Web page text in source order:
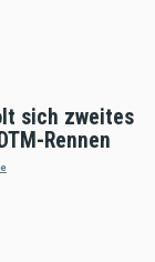
sich zweites
Rennen